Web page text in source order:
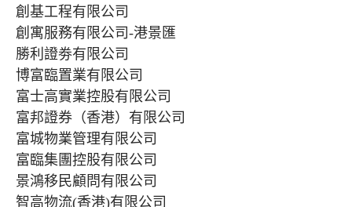
創基工程有限公司
創寓服務有限公司-港景匯
勝利證劵有限公司
博富臨置業有限公司
富士高實業控股有限公司
富邦證券（香港）有限公司
富城物業管理有限公司
富臨集團控股有限公司
景鴻移民顧問有限公司
智高物流(香港)有限公司